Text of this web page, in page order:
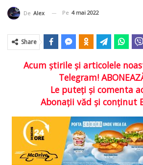
De Alex Pe 4 mai 2022
Share
Acum ştirile şi articolele
Telegram!
Le puteţi şi comenta
Abonaţii văd şi conţinut